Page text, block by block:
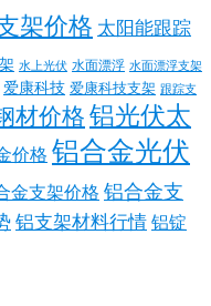
架价格 太阳能跟踪
水上光伏 水面漂浮 水面漂浮支架
爱康科技 爱康科技支架 跟踪支
材价格 铝光伏太
价格 铝合金光伏
金支架价格 铝合金支
铝支架材料行情 铝锭